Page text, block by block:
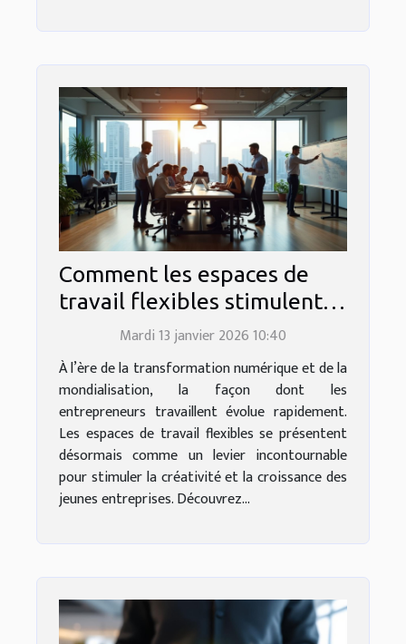
Comment les espaces de
travail flexibles stimulent-
ils l'innovation
entrepreneuriale ?
Mardi 13 janvier 2026 10:40
À l’ère de la transformation numérique et de la
mondialisation, la façon dont les
entrepreneurs travaillent évolue rapidement.
Les espaces de travail flexibles se présentent
désormais comme un levier incontournable
pour stimuler la créativité et la croissance des
jeunes entreprises. Découvrez...